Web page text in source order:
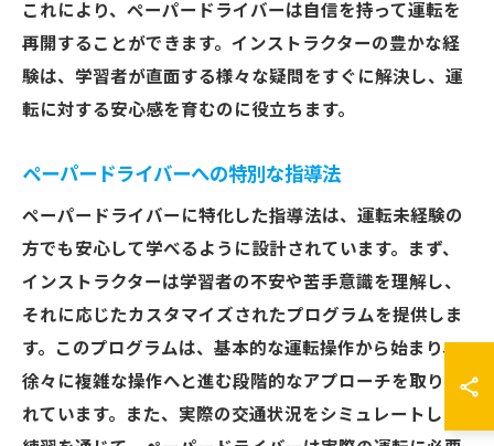
これにより、ペーパードライバーは自信を持って運転を
再開することができます。インストラクターの豊かな経
験は、学習者が直面する様々な疑問をすぐに解決し、運
転に対する安心感を育むのに役立ちます。
ペーパードライバーへの特別な指導法
ペーパードライバーに特化した指導法は、運転未経験の
方でも安心して学べるように設計されています。まず、
インストラクターは学習者の不安や苦手意識を理解し、
それに応じたカスタマイズされたプログラムを提供しま
す。このプログラムは、基本的な運転操作から始まり、
徐々に複雑な操作へと進む段階的なアプローチを取り入
れています。また、実際の交通状況をシミュレートした